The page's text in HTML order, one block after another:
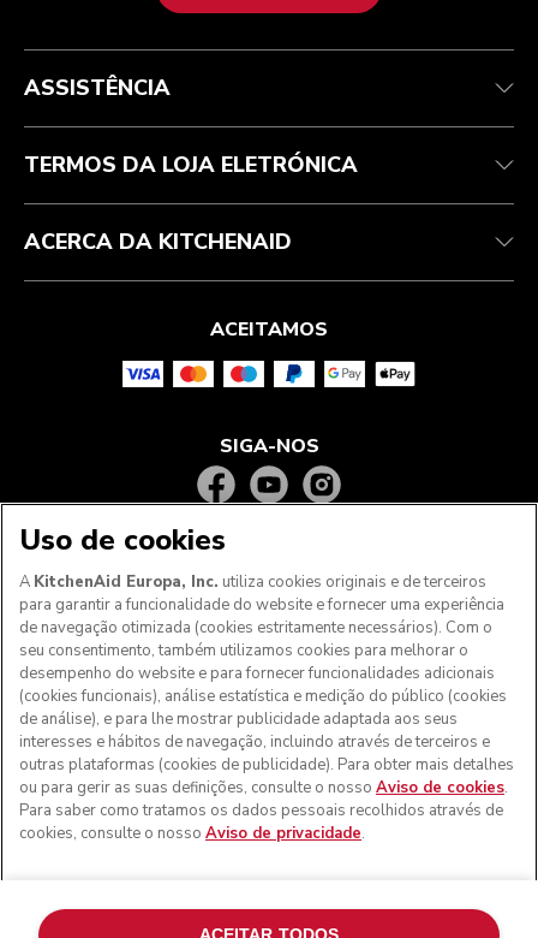
Health Check
Atendimento ao cliente
Acompanhar a sua encomenda
Garantia e documentos
Perguntas frequentes
Termos e condições
Envio e entrega
Devoluções e reembolsos
Marca
ODR
A marca
A nossa história
ASSISTÊNCIA
TERMOS DA LOJA ELETRÓNICA
ACERCA DA KITCHENAID
ACEITAMOS
SIGA-NOS
Aos clientes nos Açores, Madeira e outros territórios
portugueses: Por favor, contacte a nossa equipa de Apoio
ao Cliente para efetuar a sua encomenda, de forma a
podermos fornecer os custos de envio exatos e aplicar a
taxa de IVA correta
nos EUA e noutros locais.
Uso de cookies
A KitchenAid Europa, Inc. utiliza cookies originais e de terceiros
para garantir a funcionalidade do website e fornecer uma experiência
de navegação otimizada (cookies estritamente necessários). Com o
seu consentimento, também utilizamos cookies para melhorar o
desempenho do website e para fornecer funcionalidades adicionais
(cookies funcionais), análise estatística e medição do público (cookies
de análise), e para lhe mostrar publicidade adaptada aos seus
interesses e hábitos de navegação, incluindo através de terceiros e
outras plataformas (cookies de publicidade). Para obter mais detalhes
ou para gerir as suas definições, consulte o nosso Aviso de cookies.
Para saber como tratamos os dados pessoais recolhidos através de
cookies, consulte o nosso Aviso de privacidade.